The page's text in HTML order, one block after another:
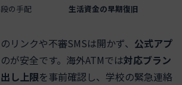
の手配 生活資金の早期復旧
リンクや不審SMSは開かず、 公式アプ
が安全です。海外ATMでは対応ブラン
し上限を事前確認し、学校の緊急連絡